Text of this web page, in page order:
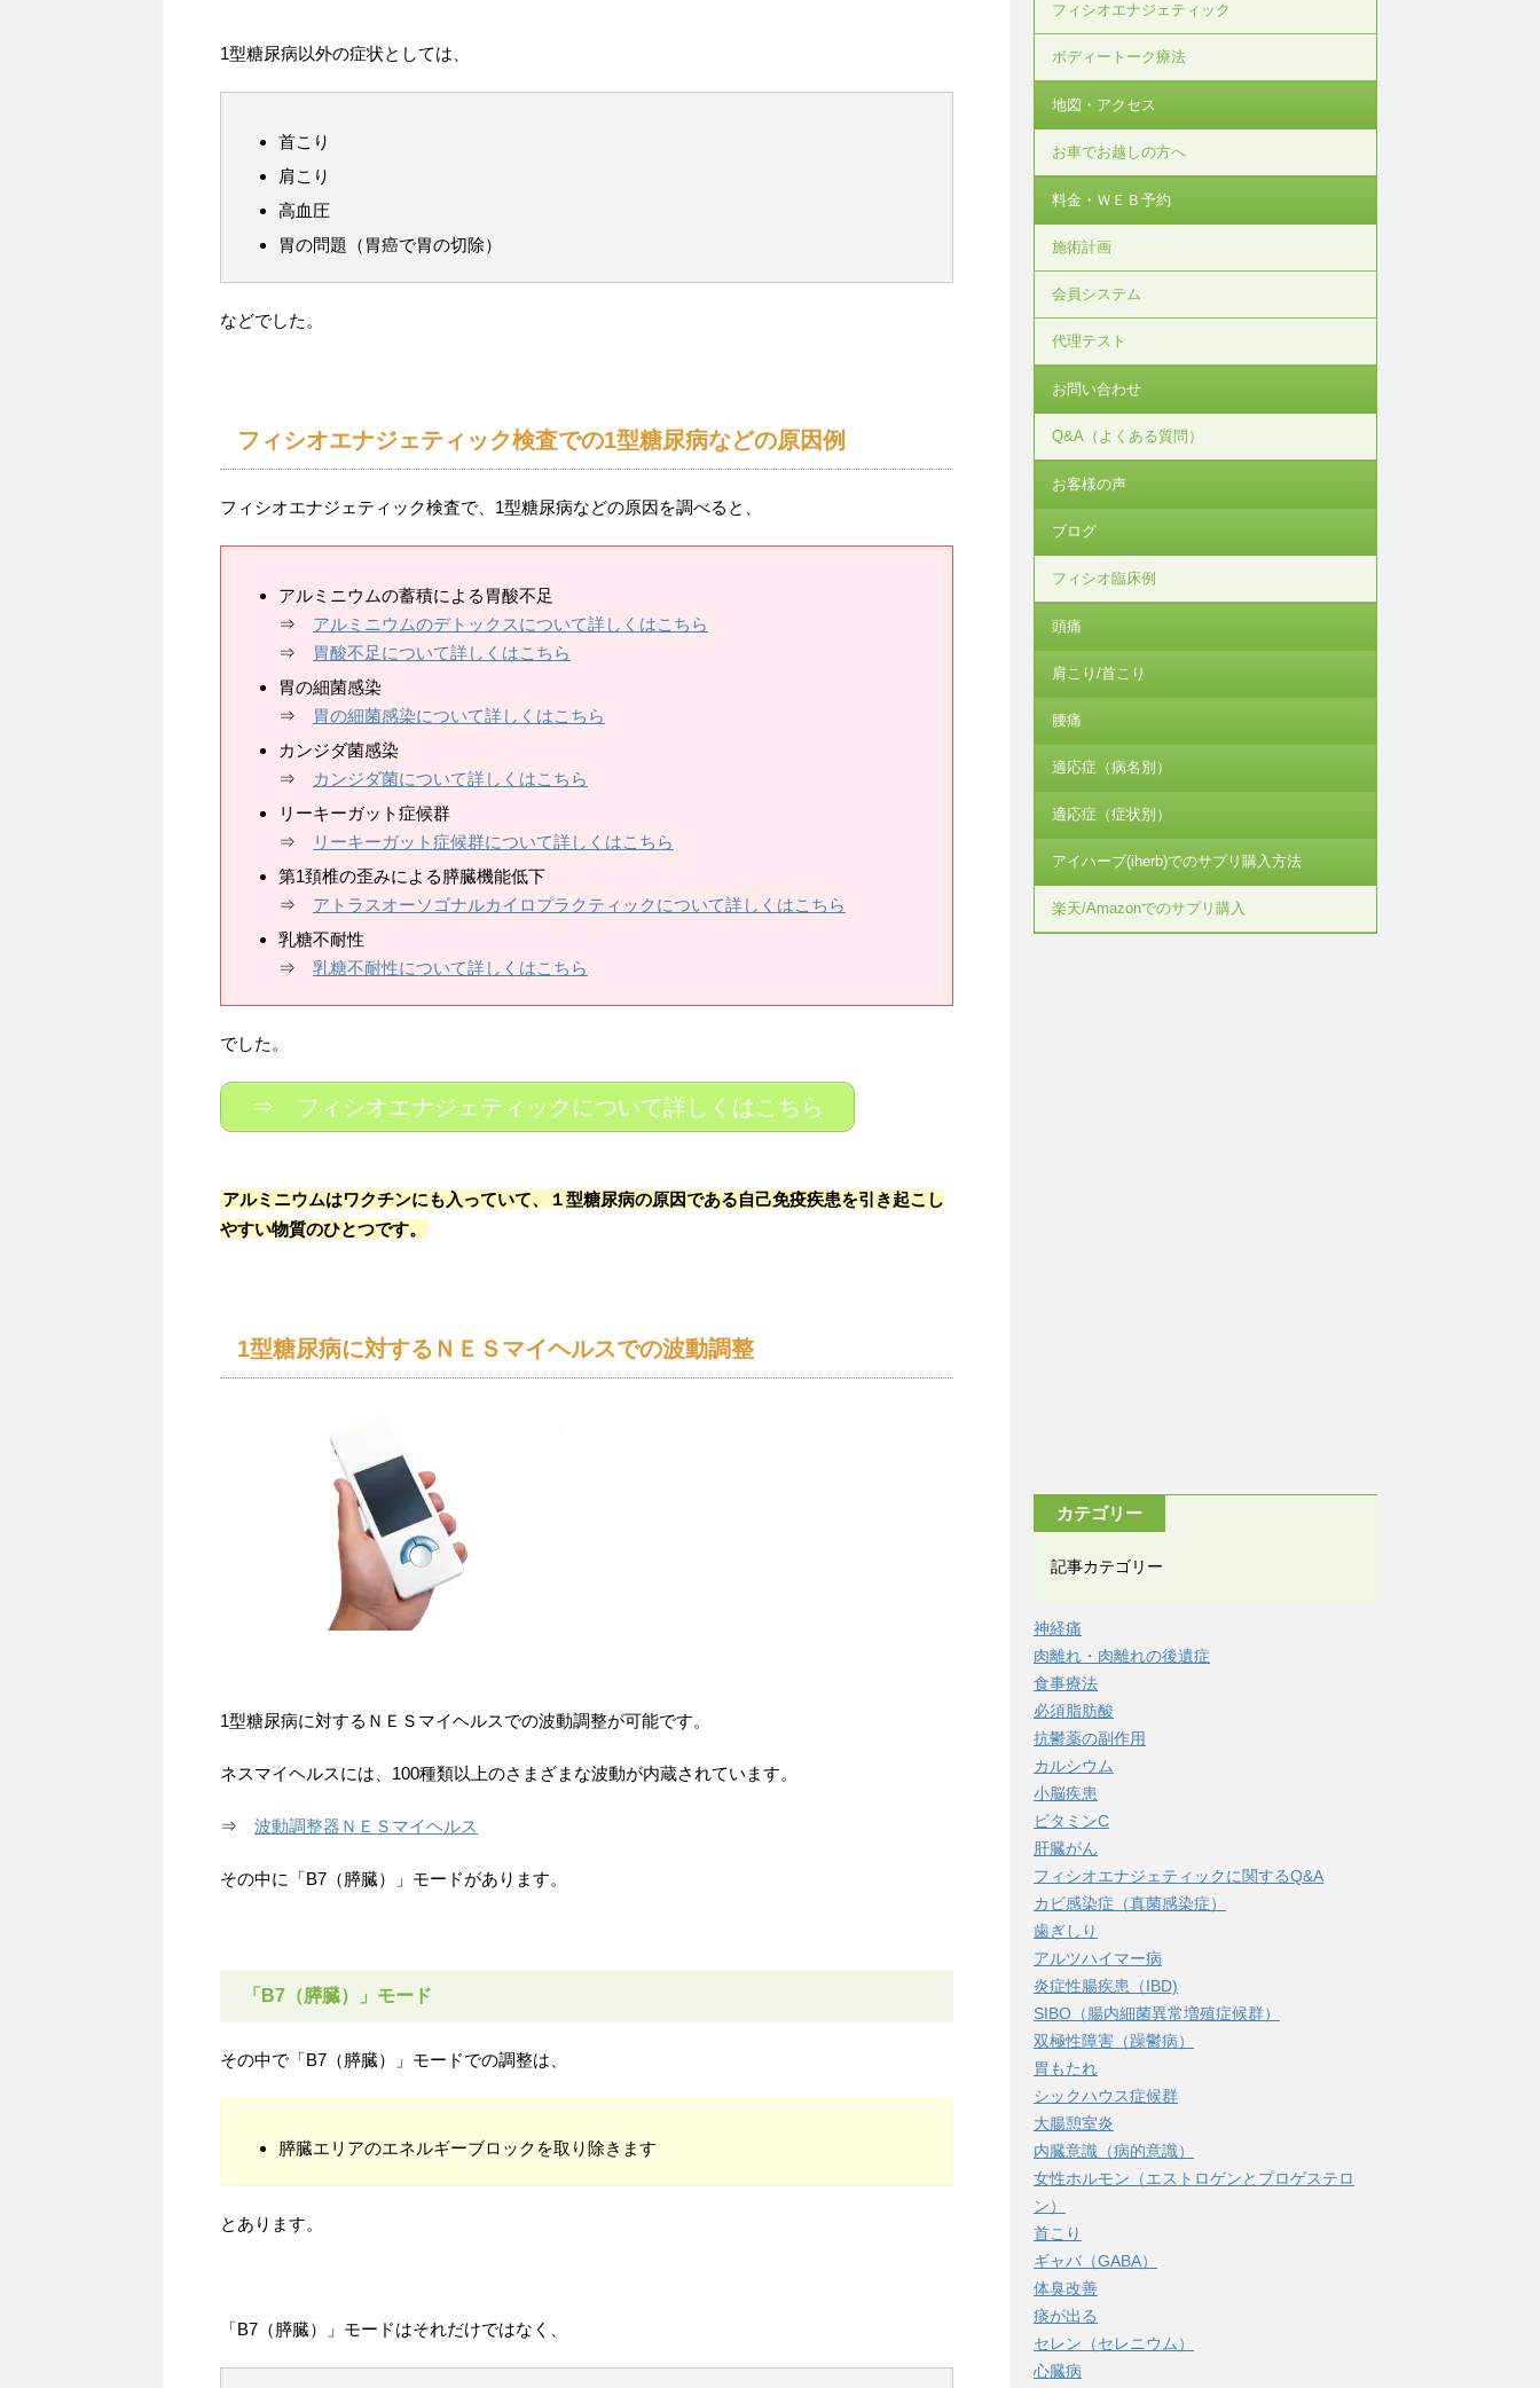
1型糖尿病以外の症状としては、
首こり
肩こり
高血圧
胃の問題（胃癌で胃の切除）
などでした。
フィシオエナジェティック検査での1型糖尿病などの原因例
フィシオエナジェティック検査で、1型糖尿病などの原因を調べると、
アルミニウムの蓄積による胃酸不足
⇒ アルミニウムのデトックスについて詳しくはこちら
⇒
胃酸不足について詳しくはこちら
胃の細菌感染
⇒
胃の細菌感染について詳しくはこちら
カンジダ菌感染
⇒
カンジダ菌について詳しくはこちら
リーキーガット症候群
⇒
リーキーガット症候群について詳しくはこちら
第1頚椎の歪みによる膵臓機能低下
⇒ アトラスオーソゴナルカイロプラクティックについて詳しくはこちら
乳糖不耐性
⇒ 乳糖不耐性について詳しくはこちら
でした。
⇒ フィシオエナジェティックについて詳しくはこちら
アルミニウムはワクチンにも入っていて、１型糖尿病の原因である自己免疫疾患を引き起こし
やすい物質のひとつです。
1型糖尿病に対するＮＥＳマイヘルスでの波動調整
1型糖尿病に対するＮＥＳマイヘルスでの波動調整が可能です。
ネスマイヘルスには、100種類以上のさまざまな波動が内蔵されています。
⇒ 波動調整器ＮＥＳマイヘルス
その中に「B7（膵臓）」モードがあります。
「B7（膵臓）」モード
その中で「B7（膵臓）」モードでの調整は、
膵臓エリアのエネルギーブロックを取り除きます
とあります。
「B7（膵臓）」モードはそれだけではなく、
フィシオエナジェティック
ボディートーク療法
地図・アクセス
お車でお越しの方へ
料金・ＷＥＢ予約
施術計画
会員システム
代理テスト
お問い合わせ
Q&A（よくある質問）
お客様の声
ブログ
フィシオ臨床例
頭痛
肩こり/首こり
腰痛
適応症（病名別）
適応症（症状別）
アイハーブ(iherb)でのサプリ購入方法
楽天/Amazonでのサプリ購入
カテゴリー
記事カテゴリー
神経痛
肉離れ・肉離れの後遺症
食事療法
必須脂肪酸
抗鬱薬の副作用
カルシウム
小脳疾患
ビタミンC
肝臓がん
フィシオエナジェティックに関するQ&A
カビ感染症（真菌感染症）
歯ぎしり
アルツハイマー病
炎症性腸疾患（IBD)
SIBO（腸内細菌異常増殖症候群）
双極性障害（躁鬱病）
胃もたれ
シックハウス症候群
大腸憩室炎
内臓意識（病的意識）
女性ホルモン（エストロゲンとプロゲステロ
ン）
首こり
ギャバ（GABA）
体臭改善
痰が出る
セレン（セレニウム）
心臓病